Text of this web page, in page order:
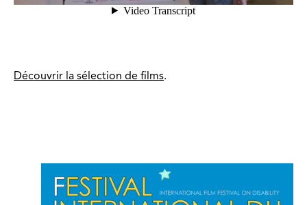
Découvrir la sélection de films.